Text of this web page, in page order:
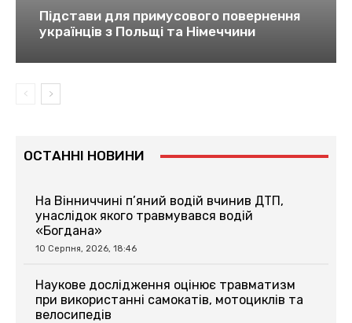
Підстави для примусового повернення
українців з Польщі та Німеччини
ОСТАННІ НОВИНИ
На Вінниччині п’яний водій вчинив ДТП,
унаслідок якого травмувався водій
«Богдана»
10 Серпня, 2026, 18:46
Наукове дослідження оцінює травматизм
при використанні самокатів, мотоциклів та
велосипедів